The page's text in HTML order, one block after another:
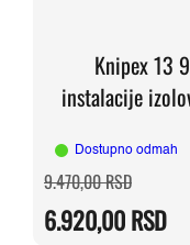
Knipex 13
instalacije
Dostupno odmah
9.470,00RSDcena
bila:
6.920,00RSD
Trenutna
cena